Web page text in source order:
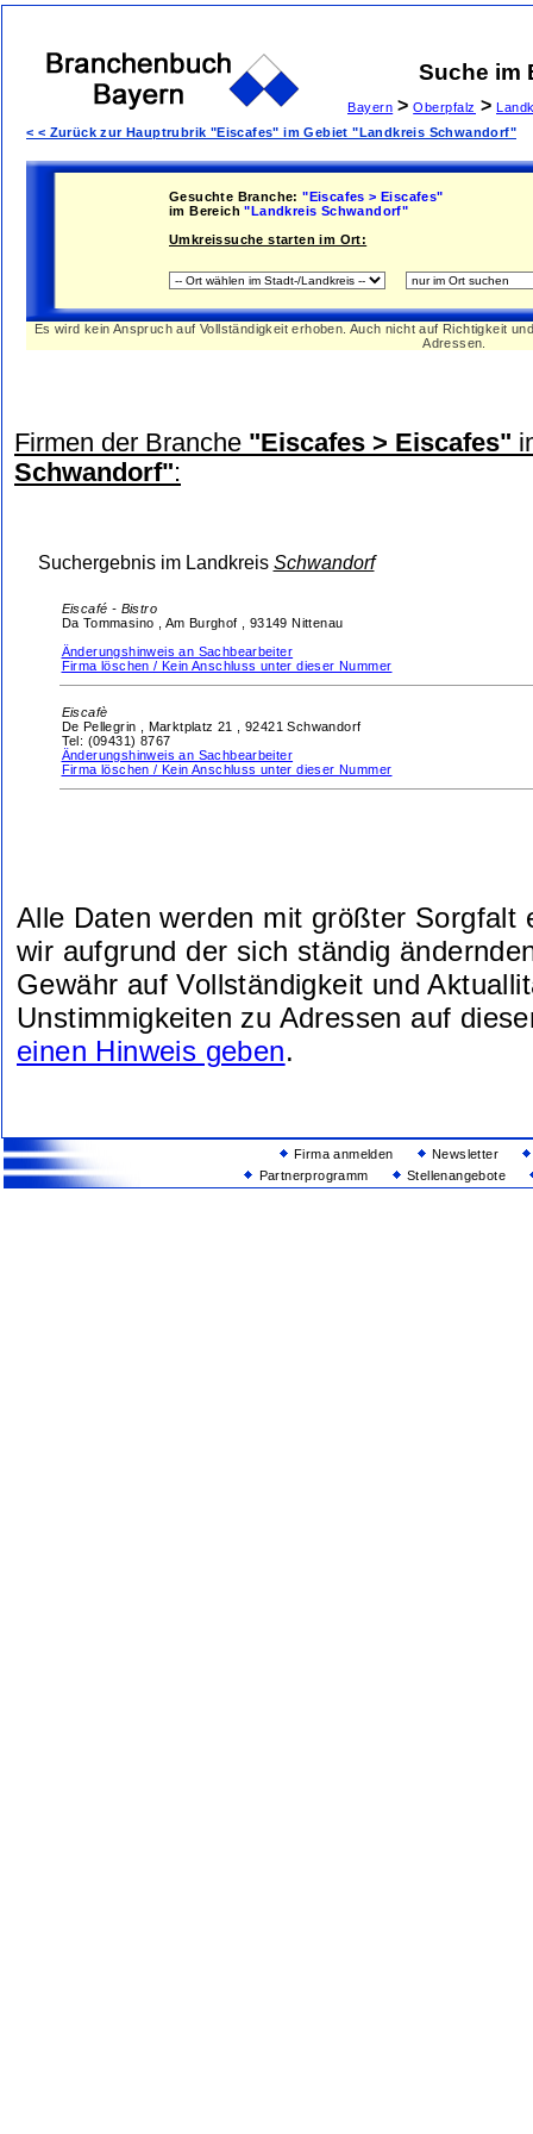
Suche im
Bayern > Oberpfalz >
< < Zurück zur Hauptrubrik "Eiscafes" im Gebiet "Landkreis Schwandorf"
Gesuchte Branche: "Eiscafes > Eiscafes"
im Bereich "Landkreis Schwandorf"
Umkreissuche starten im Ort:
Es wird kein Anspruch auf Vollständigkeit erhoben. Auch nicht auf Richtigkeit
Adressen.
Firmen der Branche "Eiscafes > Eiscafes"
Schwandorf":
Suchergebnis im Landkreis Schwandorf
Eiscafé - Bistro
Da Tommasino , Am Burghof , 93149 Nittenau
Änderungshinweis an Sachbearbeiter
Firma löschen / Kein Anschluss unter dieser Nummer
Eiscafè
De Pellegrin , Marktplatz 21 , 92421 Schwandorf
Tel: (09431) 8767
Änderungshinweis an Sachbearbeiter
Firma löschen / Kein Anschluss unter dieser Nummer
Alle Daten werden mit größter Sorgfalt
wir aufgrund der sich ständig
Gewähr auf Vollständigkeit und
Unstimmigkeiten zu Adressen auf
einen Hinweis geben.
Firma anmelden
Newsletter
Partnerprogramm
Stellenangebote